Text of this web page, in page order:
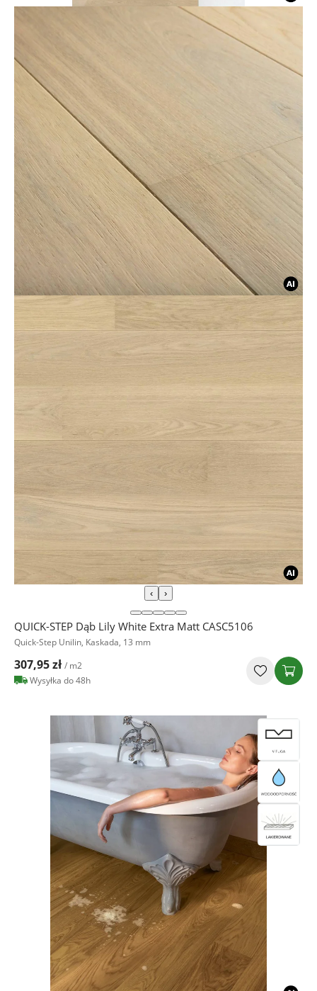
‹ ›
QUICK-STEP Dąb Lily White Extra Matt CASC5106
Quick-Step Unilin, Kaskada, 13 mm
307,95 zł / m2
Wysyłka do 48h